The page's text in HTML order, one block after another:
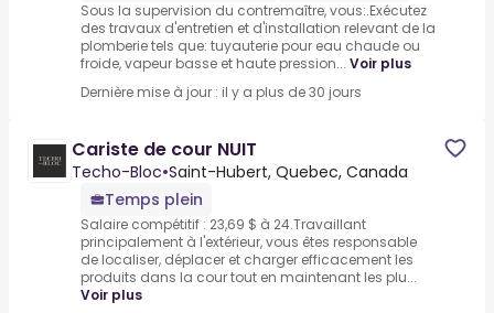
Sous la supervision du contremaître, vous:.Exécutez
des travaux d'entretien et d'installation relevant de la
plomberie tels que: tuyauterie pour eau chaude ou
froide, vapeur basse et haute pression... Voir plus
Dernière mise à jour : il y a plus de 30 jours
Cariste de cour NUIT
Techo-Bloc•Saint-Hubert, Quebec, Canada
Temps plein
Salaire compétitif : 23,69 $ à 24.Travaillant
principalement à l'extérieur, vous êtes responsable
de localiser, déplacer et charger efficacement les
produits dans la cour tout en maintenant les plu...
Voir plus